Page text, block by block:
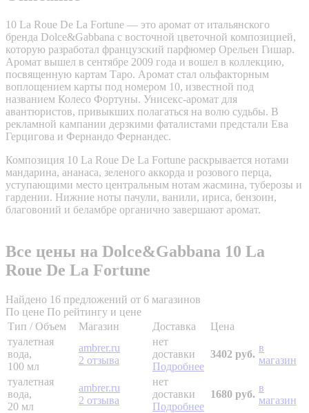
10 La Roue De La Fortune — это аромат от итальянского
бренда Dolce&Gabbana с восточной цветочной композицией,
которую разработал французский парфюмер Орельен Гишар.
Аромат вышел в сентябре 2009 года и вошел в коллекцию,
посвященную картам Таро. Аромат стал ольфакторным
воплощением карты под номером 10, известной под
названием Колесо Фортуны. Унисекс-аромат для
авантюристов, привыкших полагаться на волю судьбы. В
рекламной кампании дерзкими фаталистами предстали Ева
Герцигова и Фернандо Фернандес.
Композиция 10 La Roue De La Fortune раскрывается нотами
мандарина, ананаса, зеленого аккорда и розового перца,
уступающими место центральным нотам жасмина, туберозы и
гардении. Нижние ноты пачули, ванили, ириса, бензоин,
благовоний и беламбре органично завершают аромат.
Все цены на Dolce&Gabbana 10 La
Roue De La Fortune
Найдено 16 предложений от 6 магазинов
По цене По рейтингу и цене
Тип / Объем
Магазин Доставка
Цена
туалетная
вода,
100 мл
ambrer.ru
2 отзыва
нет
доставки
Подробнее
3402 руб.
в
магазин
туалетная
вода,
20 мл
ambrer.ru
2 отзыва
нет
доставки
Подробнее
1680 руб.
в
магазин